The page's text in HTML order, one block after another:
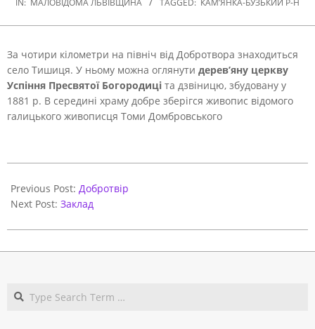
IN: МАЛОВІДОМА ЛЬВІВЩИНА TAGGED: КАМ’ЯНКА-БУЗЬКИЙ Р-Н
За чотири кілометри на північ від Добротвора знаходиться
село Тишиця. У ньому можна оглянути дерев’яну церкву
Успіння Пресвятої Богородиці та дзвіницю, збудовану у
1881 р. В середині храму добре зберігся живопис відомого
галицького живописця Томи Домбровського
10-
16
Previous Post: Добротвір
Next Post: Заклад